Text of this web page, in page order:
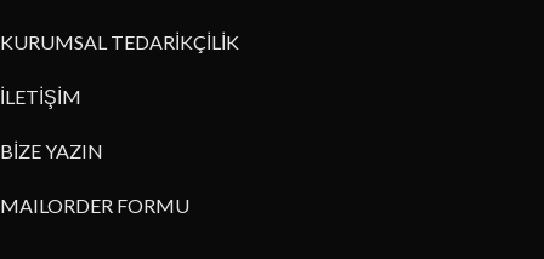
KURUMSAL TEDARİKÇİLİK
İLETİŞİM
BİZE YAZIN
MAILORDER FORMU